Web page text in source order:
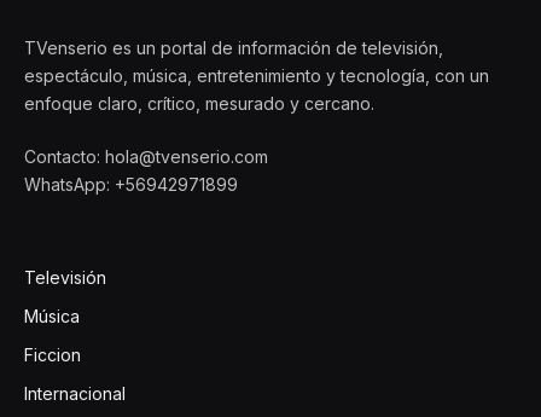
TVenserio es un portal de información de televisión,
espectáculo, música, entretenimiento y tecnología, con un
enfoque claro, crítico, mesurado y cercano.
Contacto: hola@tvenserio.com
WhatsApp: +56942971899
Televisión
Música
Ficcion
Internacional